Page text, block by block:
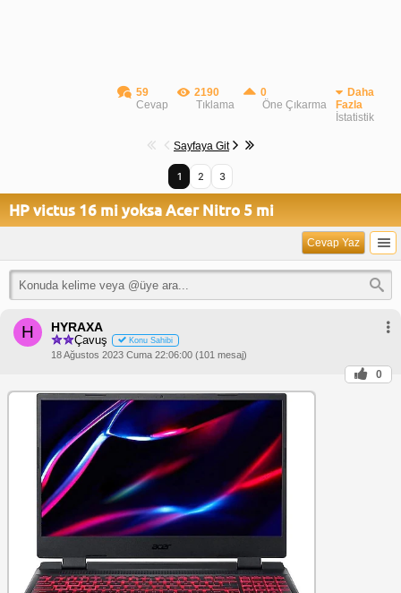
59
Cevap
2190
Tıklama
0
Öne Çıkarma
Daha
Fazla
İstatistik
Sayfaya Git
1 2 3
HP victus 16 mi yoksa Acer Nitro 5 mi
Cevap Yaz
H HYRAXA
Çavuş Konu Sahibi
18 Ağustos 2023 Cuma 22:06:00 (101 mesaj)
0